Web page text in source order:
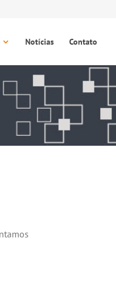
Notícias Contato